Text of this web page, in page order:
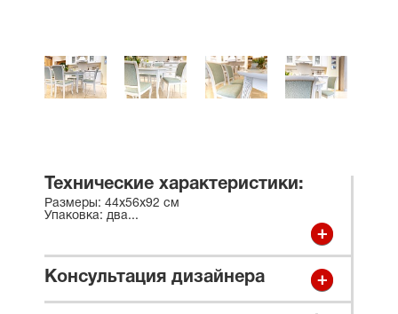
Технические характеристики:
Размеры: 44x56x92 см
Упаковка: два...
Консультация дизайнера